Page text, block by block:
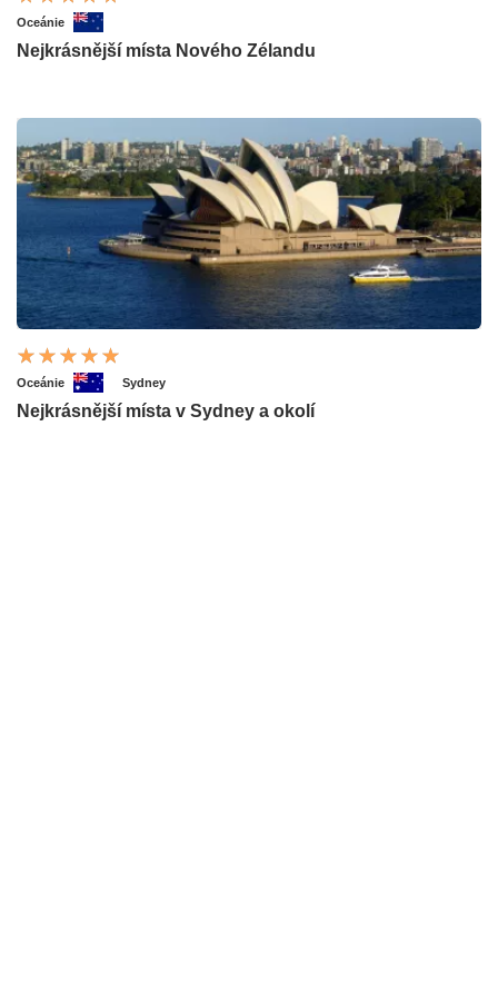
Oceánie
Nejkrásnější místa Nového Zélandu
Oceánie Sydney
Nejkrásnější místa v Sydney a okolí